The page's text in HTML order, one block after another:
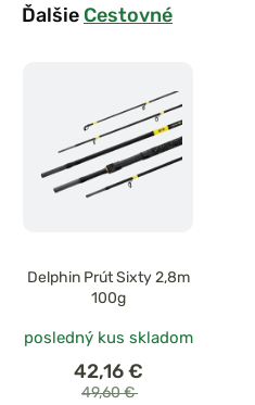
Ďalšie Cestovné
Delphin Prút Sixty 2,8m
100g
posledný kus skladom
42,16 €
49,60 €